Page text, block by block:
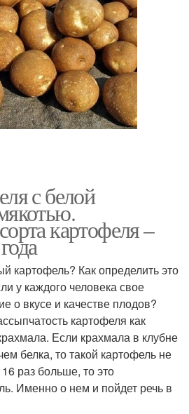
с белой
картофеля –
картофель? Как определить это
у каждого человека свое
о вкусе и качестве плодов?
картофеля как
Если крахмала в клубне
белка, то такой картофель не
раз больше, то это
Именно о нем и пойдет речь в